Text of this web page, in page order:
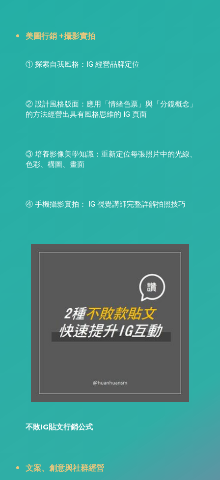
美圖行銷 +攝影實拍
① 探索自我風格：IG 經營品牌定位
② 設計風格版面：應用「情緒色票」與「分鏡概念」
的方法經營出具有風格思維的 IG 頁面
③ 培養影像美學知識：重新定位每張照片中的光線、
色彩、構圖、畫面
④ 手機攝影實拍： IG 視覺講師完整詳解拍照技巧
不敗IG貼文行銷公式
文案、創意與社群經營